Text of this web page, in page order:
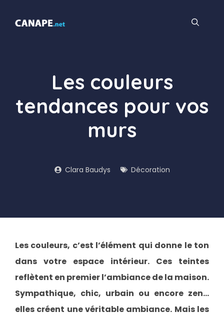
contenu
Les couleurs
tendances pour vos
murs
Clara Baudys Décoration
Les couleurs, c’est l’élément qui donne le ton
dans votre espace intérieur. Ces teintes
reflètent en premier l’ambiance de la maison.
Sympathique, chic, urbain ou encore zen…
elles créent une véritable ambiance. Mais les